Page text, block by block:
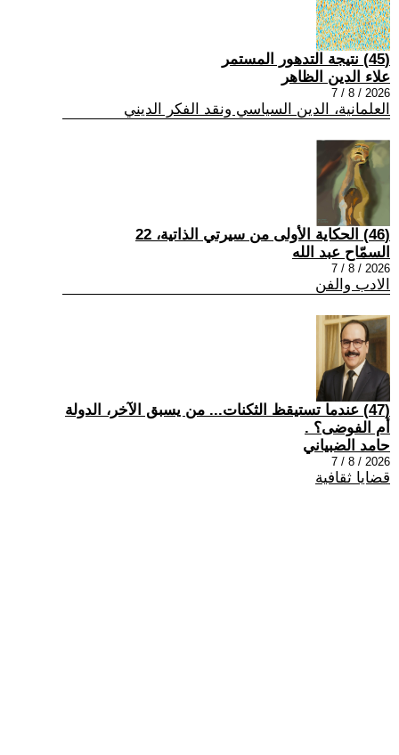
(45) نتيجة التدهور المستمر
علاء الدين الظاهر
2026 / 8 / 7
العلمانية، الدين السياسي ونقد الفكر الديني
(46) الحكاية الأولى من سيرتي الذاتية، 22
السمّاح عبد الله
2026 / 8 / 7
الادب والفن
(47) عندما تستيقظ الثكنات... من يسبق الآخر، الدولة
أم الفوضى؟ .
حامد الضبياني
2026 / 8 / 7
قضايا ثقافية